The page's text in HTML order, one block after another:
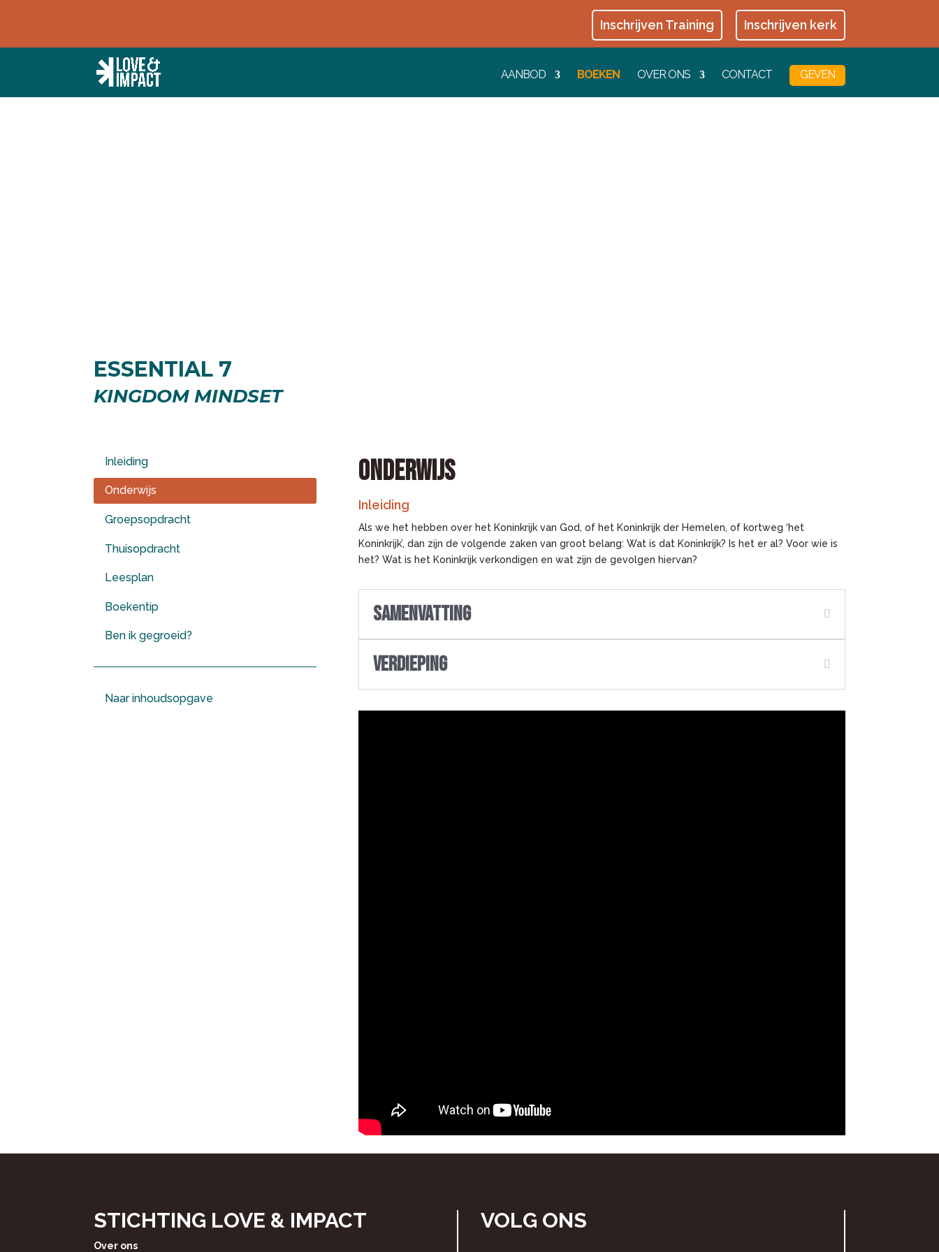
Inschrijven Training Inschrijven kerk
AANBOD BOEKEN OVER ONS CONTACT GEVEN
ESSENTIAL 7
KINGDOM MINDSET
Inleiding
Onderwijs
Groepsopdracht
Thuisopdracht
Leesplan
Boekentip
Ben ik gegroeid?
Naar inhoudsopgave
ONDERWIJS
Inleiding
Als we het hebben over het Koninkrijk van God, of het Koninkrijk der Hemelen, of kortweg ‘het
Koninkrijk’, dan zijn de volgende zaken van groot belang: Wat is dat Koninkrijk? Is het er al? Voor wie is
het? Wat is het Koninkrijk verkondigen en wat zijn de gevolgen hiervan?
Samenvatting
Verdieping
STICHTING LOVE & IMPACT
Over ons
VOLG ONS